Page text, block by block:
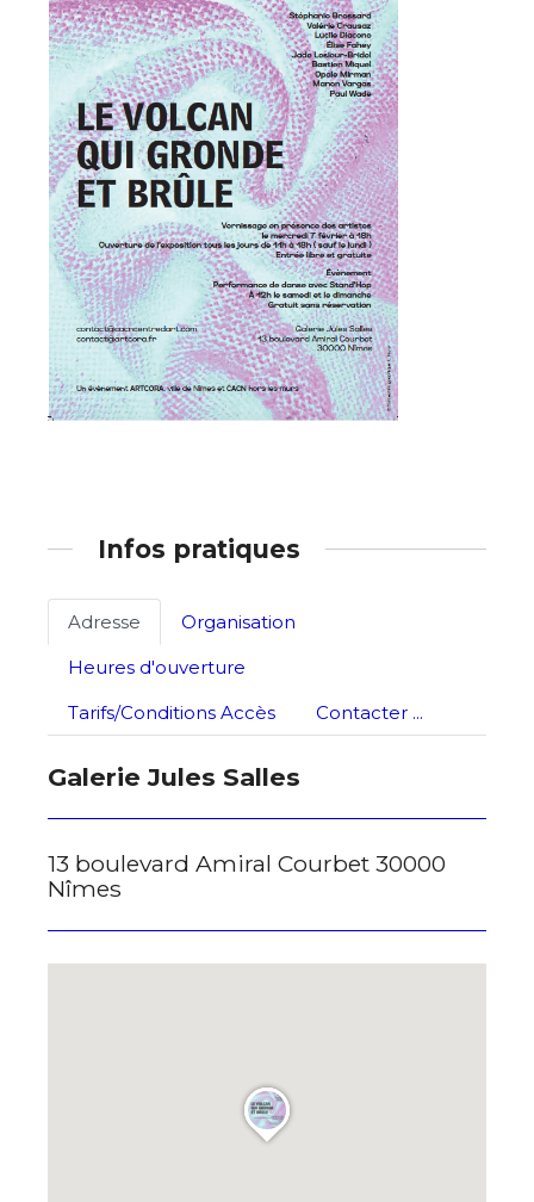
Adresse email*
Prénom
Statut / Organisation
J'accepte lestermes et conditions
Adresse email*
Nom
Infos pratiques
Adresse
Organisation
Heures d'ouverture
Tarifs/Conditions Accès
Contacter ...
Galerie Jules Salles
13 boulevard Amiral Courbet 30000
Nîmes